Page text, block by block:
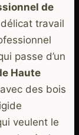
de
travail
passe d’un
Haute
des bois
veulent le